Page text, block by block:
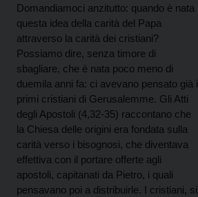
Domandiamoci anzitutto: quando è nata
questa idea della carità del Papa
attraverso la carità dei cristiani?
Possiamo dire, senza timore di
sbagliare, che è nata poco meno di
duemila anni fa: ci avevano pensato già i
primi cristiani di Gerusalemme. Gli Atti
degli Apostoli (4,32-35) raccontano che
la Chiesa delle origini era fondata sulla
carità verso i bisognosi, che diventava
effettiva con il portare offerte agli
apostoli, capitanati da Pietro, i quali
pensavano poi a distribuirle. I cristiani, si